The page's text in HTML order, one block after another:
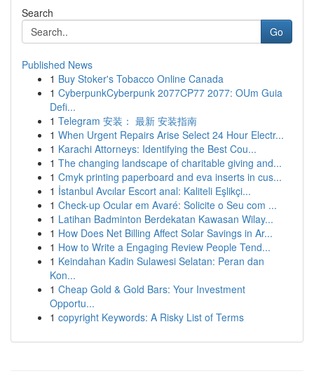
Search
Go
Published News
1 Buy Stoker's Tobacco Online Canada
1 CyberpunkCyberpunk 2077CP77 2077: OUm Guia
Defi...
1 Telegram 安装： 最新 安装指南
1 When Urgent Repairs Arise Select 24 Hour Electr...
1 Karachi Attorneys: Identifying the Best Cou...
1 The changing landscape of charitable giving and...
1 Cmyk printing paperboard and eva inserts in cus...
1 İstanbul Avcılar Escort anal: Kaliteli Eşlikçi...
1 Check-up Ocular em Avaré: Solicite o Seu com ...
1 Latihan Badminton Berdekatan Kawasan Wilay...
1 How Does Net Billing Affect Solar Savings in Ar...
1 How to Write a Engaging Review People Tend...
1 Keindahan Kadin Sulawesi Selatan: Peran dan
Kon...
1 Cheap Gold & Gold Bars: Your Investment
Opportu...
1 copyright Keywords: A Risky List of Terms